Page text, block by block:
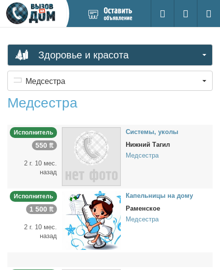
новое
Поиск
Вход на
Здоровье и красота
Медсестра
Медсестра
Исполнитель
550 ₶
2 г. 10 мес.
назад
Си­сте­мы, уко­лы
Нижний Тагил
Медсестра
Исполнитель
1 500 ₶
2 г. 10 мес.
назад
Ка­пель­ни­цы на до­му
Раменское
Медсестра